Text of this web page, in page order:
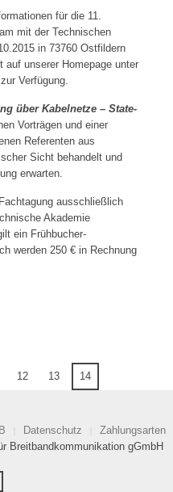
für die 11.
mit der Technischen
in 73760 Ostfildern
unserer Homepage unter
Verfügung.
über Kabelnetze – State-
Vorträgen und einer
Referenten aus
Sicht behandelt und
erwarten.
ausschließlich
Akademie
ein Frühbucher-
werden 250 € in Rechnung
12 13 14
Datenschutz
Zahlungsarten
Breitbandkommunikation gGmbH